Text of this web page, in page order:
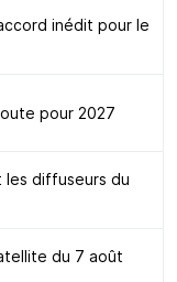
inédit pour le
pour 2027
les diffuseurs du
du 7 août